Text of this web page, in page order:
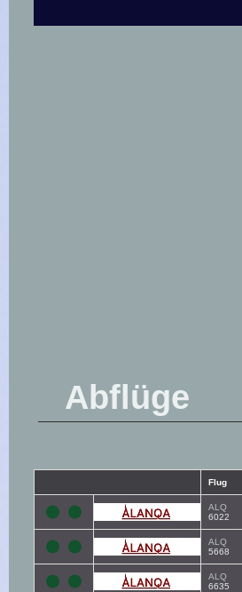
Abflüge
Flug
ALQ
6022
ALQ
5668
ALQ
6635